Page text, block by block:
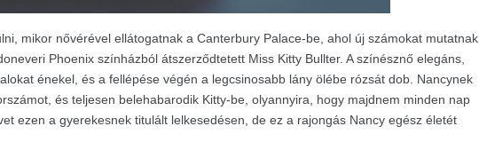
mikor nővérével ellátogatnak a Canterbury Palace-be, ahol új számokat mutatnak
Phoenix színházból átszerződtetett Miss Kitty Bullter. A színésznő elegáns,
énekel, és a fellépése végén a legcsinosabb lány ölébe rózsát dob. Nancynek
és teljesen belehabarodik Kitty-be, olyannyira, hogy majdnem minden nap
ezen a gyerekesnek titulált lelkesedésen, de ez a rajongás Nancy egész életét